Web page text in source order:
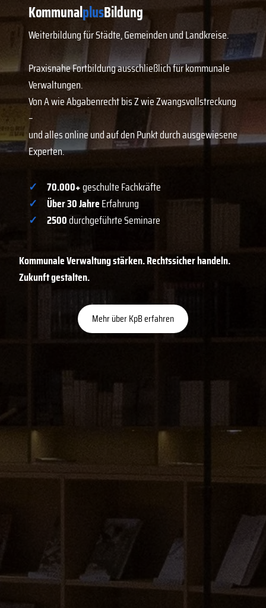
KommunalplusBildung
Weiterbildung für Städte, Gemeinden und Landkreise.
Praxisnahe Fortbildung ausschließlich für kommunale
Verwaltungen.
Von A wie Abgabenrecht bis Z wie Zwangsvollstreckung
–
und alles online und auf den Punkt durch ausgewiesene
Experten.
✓ 70.000+geschulte Fachkräfte
✓
Über 30 JahreErfahrung
✓
2500durchgeführte Seminare
Kommunale Verwaltung stärken. Rechtssicher handeln.
Zukunft gestalten.
Mehr über KpB erfahren